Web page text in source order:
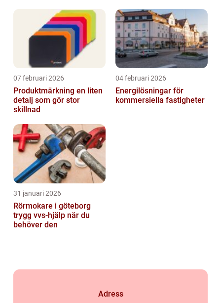
07 februari 2026
Produktmärkning en liten
detalj som gör stor
skillnad
04 februari 2026
Energilösningar för
kommersiella fastigheter
31 januari 2026
Rörmokare i göteborg
trygg vvs-hjälp när du
behöver den
Adress